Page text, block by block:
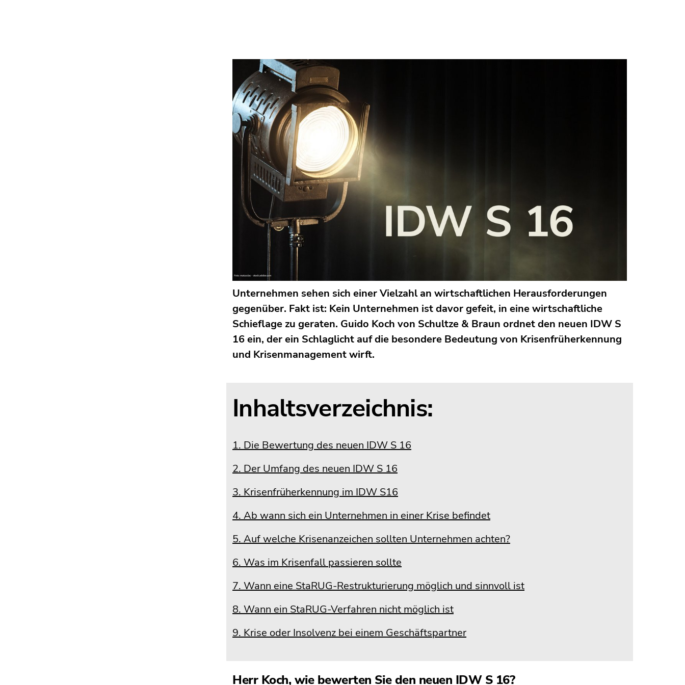
Unternehmen sehen sich einer Vielzahl an wirtschaftlichen Herausforderungen
gegenüber. Fakt ist: Kein Unternehmen ist davor gefeit, in eine wirtschaftliche
Schieflage zu geraten. Guido Koch von Schultze & Braun ordnet den neuen IDW S
16 ein, der ein Schlaglicht auf die besondere Bedeutung von Krisenfrüherkennung
und Krisenmanagement wirft.
Inhaltsverzeichnis:
1. Die Bewertung des neuen IDW S 16
2. Der Umfang des neuen IDW S 16
3. Krisenfrüherkennung im IDW S16
4. Ab wann sich ein Unternehmen in einer Krise befindet
5. Auf welche Krisenanzeichen sollten Unternehmen achten?
6. Was im Krisenfall passieren sollte
7. Wann eine StaRUG-Restrukturierung möglich und sinnvoll ist
8. Wann ein StaRUG-Verfahren nicht möglich ist
9. Krise oder Insolvenz bei einem Geschäftspartner
Herr Koch, wie bewerten Sie den neuen IDW S 16?